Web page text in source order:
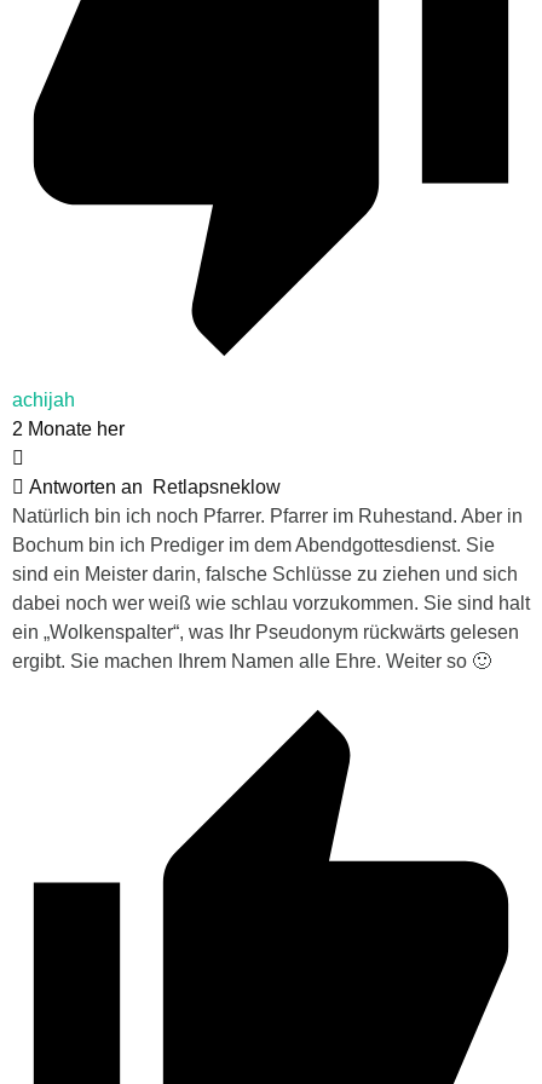
achijah
2 Monate her
Antworten an
Retlapsneklow
Natürlich bin ich noch Pfarrer. Pfarrer im Ruhestand. Aber in
Bochum bin ich Prediger im dem Abendgottesdienst. Sie
sind ein Meister darin, falsche Schlüsse zu ziehen und sich
dabei noch wer weiß wie schlau vorzukommen. Sie sind halt
ein „Wolkenspalter“, was Ihr Pseudonym rückwärts gelesen
ergibt. Sie machen Ihrem Namen alle Ehre. Weiter so 🙂